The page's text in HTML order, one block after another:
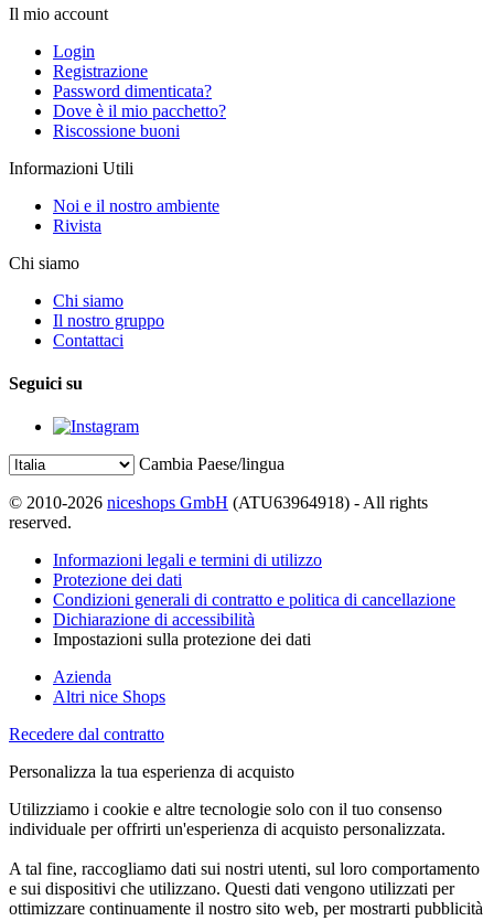
Il mio account
Login
Registrazione
Password dimenticata?
Dove è il mio pacchetto?
Riscossione buoni
Informazioni Utili
Noi e il nostro ambiente
Rivista
Chi siamo
Chi siamo
Il nostro gruppo
Contattaci
Seguici su
Cambia Paese/lingua
© 2010-2026 niceshops GmbH (ATU63964918) - All rights
reserved.
Informazioni legali e termini di utilizzo
Protezione dei dati
Condizioni generali di contratto e politica di cancellazione
Dichiarazione di accessibilità
Impostazioni sulla protezione dei dati
Azienda
Altri nice Shops
Recedere dal contratto
Personalizza la tua esperienza di acquisto
Utilizziamo i cookie e altre tecnologie solo con il tuo consenso
individuale per offrirti un'esperienza di acquisto personalizzata.
A tal fine, raccogliamo dati sui nostri utenti, sul loro comportamento
e sui dispositivi che utilizzano. Questi dati vengono utilizzati per
ottimizzare continuamente il nostro sito web, per mostrarti pubblicità